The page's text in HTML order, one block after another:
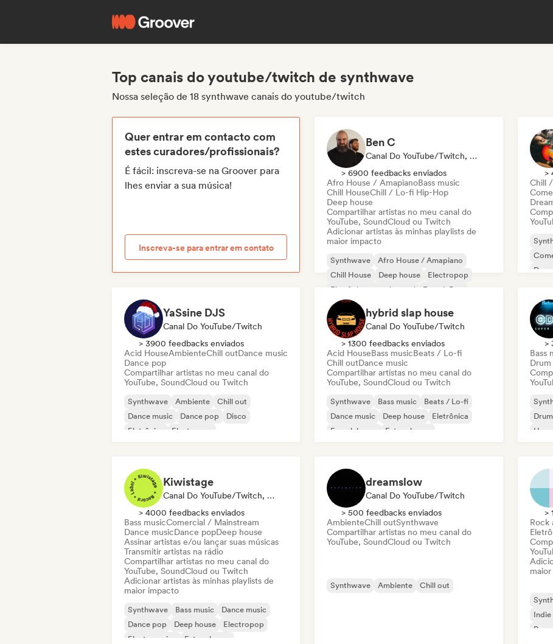
Top canais do youtube/twitch de synthwave
Nossa seleção de 18 synthwave canais do youtube/twitch
Quer entrar em contacto com
estes curadores/profissionais?
É fácil: inscreva-se na Groover para
lhes enviar a sua música!
Inscreva-se para entrar em contato
Ben C
Canal Do YouTube/Twitch, Playlist
> 6900 feedbacks enviados
Afro House / AmapianoBass music
Chill HouseChill / Lo-fi Hip-Hop
Deep house
Compartilhar artistas no meu canal do
YouTube, SoundCloud ou Twitch
Adicionar artistas às minhas playlists de
maior impacto
Synthwave
Afro House / Amapiano
Chill House
Deep house
Electropop
Eletrônica experimental
French Pop
Future house
>
Chill
YaSsine DJS
Canal Do YouTube/Twitch
> 3900 feedbacks enviados
Acid HouseAmbienteChill outDance music
Dance pop
Compartilhar artistas no meu canal do
YouTube, SoundCloud ou Twitch
Synthwave Ambiente
Chill out
Dance music
Dance pop
Disco
Eletrônica
Electropop
hybrid slap house
Canal Do YouTube/Twitch
> 1300 feedbacks enviados
Acid HouseBass musicBeats / Lo-fi
Chill outDance music
Compartilhar artistas no meu canal do
YouTube, SoundCloud ou Twitch
Synthwave Bass music
Beats / Lo-fi
Dance music
Deep house
Eletrônica
French house
Future house
>
Bass
Drum
Kiwistage
Canal Do YouTube/Twitch, Selo, Playlist, Rádio
> 4000 feedbacks enviados
Bass musicComercial / Mainstream
Dance musicDance popDeep house
Assinar artistas e/ou lançar suas músicas
Transmitir artistas na rádio
Compartilhar artistas no meu canal do
YouTube, SoundCloud ou Twitch
Adicionar artistas às minhas playlists de
maior impacto
Synthwave Bass music
Dance music
Dance pop
Deep house
Electropop
Electro swing
Future house
dreamslow
Canal Do YouTube/Twitch
> 500 feedbacks enviados
AmbienteChill outSynthwave
Compartilhar artistas no meu canal do
YouTube, SoundCloud ou Twitch
Synthwave Ambiente Chill out
>
Rock
Pop